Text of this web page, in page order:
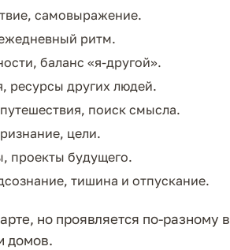
самовыражение.
ритм.
баланс «я-другой».
ресурсы других людей.
поиск смысла.
цели.
проекты будущего.
тишина и отпускание.
но проявляется по-разному в
домов.